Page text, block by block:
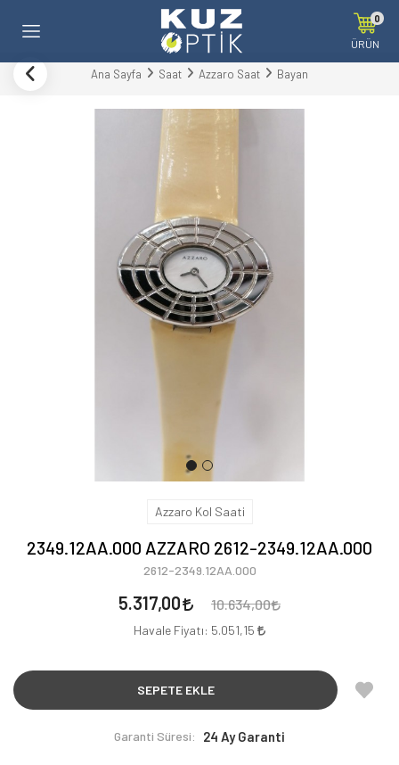
0
ÜRÜN
Ana Sayfa Saat Azzaro Saat Bayan
Azzaro Kol Saati
2349.12AA.000 AZZARO 2612-2349.12AA.000
2612-2349.12AA.000
5.317,00 10.634,00
Havale Fiyatı: 5.051,15
SEPETE EKLE
Garanti Süresi: 24 Ay Garanti